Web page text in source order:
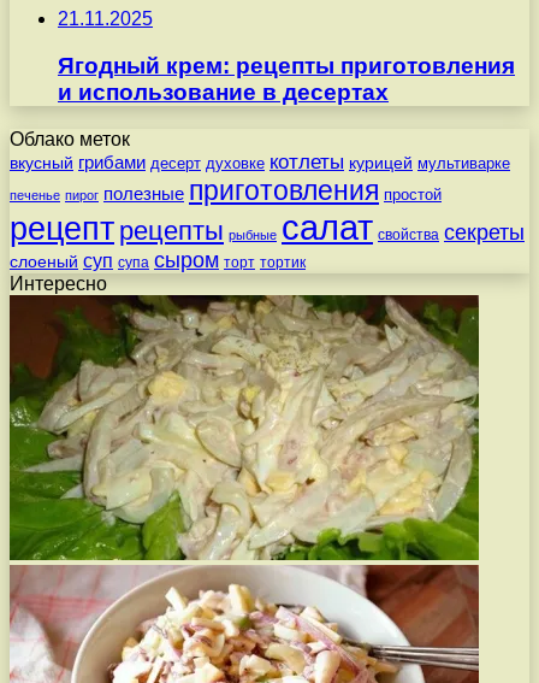
21.11.2025
Ягодный крем: рецепты приготовления
и использование в десертах
Облако меток
вкусный грибами десерт духовке котлеты курицей мультиварке
печенье пирог полезные приготовления простой
рецепт рецепты рыбные салат свойства секреты
слоеный суп супа сыром торт тортик
Интересно